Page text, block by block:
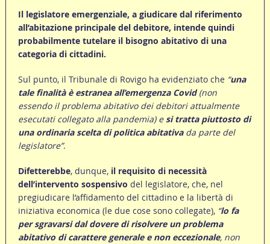
Il legislatore emergenziale, a giudicare dal riferimento
all’abitazione principale del debitore, intende quindi
probabilmente tutelare il bisogno abitativo di una
categoria di cittadini.
Sul punto, il Tribunale di Rovigo ha evidenziato che “una
tale finalità è estranea all’emergenza Covid(non
essendo il problema abitativo dei debitori attualmente
esecutati collegato alla pandemia) esi tratta piuttosto di
una ordinaria scelta di politica abitativada parte del
legislatore”.
Difetterebbe, dunque, il requisito di necessità
dell’intervento sospensivo del legislatore, che, nel
pregiudicare l’affidamento del cittadino e la libertà di
iniziativa economica (le due cose sono collegate), “lo fa
per sgravarsi dal dovere di risolvere un problema
abitativo di carattere generale e non eccezionale, non